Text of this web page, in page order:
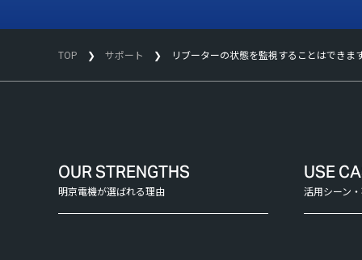
TOP サポート リブーターの状態を監視することはできま
OUR STRENGTHS
明京電機が選ばれる理由
USE
活用シーン